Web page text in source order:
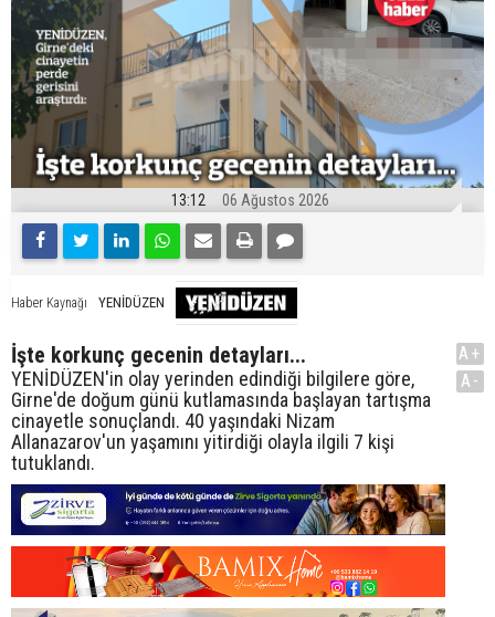
13:12 06 Ağustos 2026
Haber Kaynağı YENİDÜZEN
İşte korkunç gecenin detayları...
YENİDÜZEN'in olay yerinden edindiği bilgilere göre,
Girne'de doğum günü kutlamasında başlayan tartışma
cinayetle sonuçlandı. 40 yaşındaki Nizam
Allanazarov'un yaşamını yitirdiği olayla ilgili 7 kişi
tutuklandı.
A+
A-